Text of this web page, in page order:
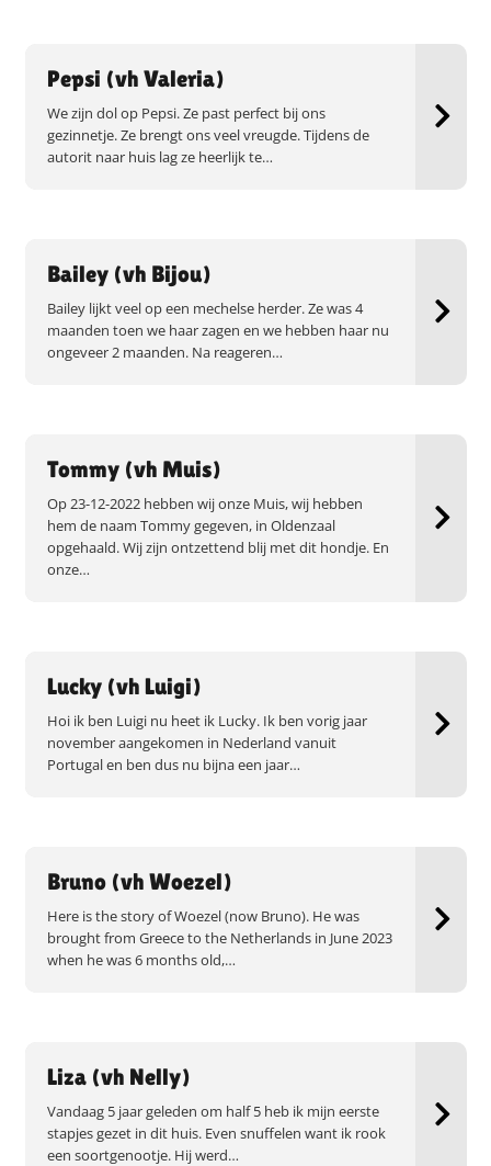
Pepsi (vh Valeria)
We zijn dol op Pepsi. Ze past perfect bij ons
gezinnetje. Ze brengt ons veel vreugde. Tijdens de
autorit naar huis lag ze heerlijk te…
Bailey (vh Bijou)
Bailey lijkt veel op een mechelse herder. Ze was 4
maanden toen we haar zagen en we hebben haar nu
ongeveer 2 maanden. Na reageren…
Tommy (vh Muis)
Op 23-12-2022 hebben wij onze Muis, wij hebben
hem de naam Tommy gegeven, in Oldenzaal
opgehaald. Wij zijn ontzettend blij met dit hondje. En
onze…
Lucky (vh Luigi)
Hoi ik ben Luigi nu heet ik Lucky. Ik ben vorig jaar
november aangekomen in Nederland vanuit
Portugal en ben dus nu bijna een jaar…
Bruno (vh Woezel)
Here is the story of Woezel (now Bruno). He was
brought from Greece to the Netherlands in June 2023
when he was 6 months old,…
Liza (vh Nelly)
Vandaag 5 jaar geleden om half 5 heb ik mijn eerste
stapjes gezet in dit huis. Even snuffelen want ik rook
een soortgenootje. Hij werd…